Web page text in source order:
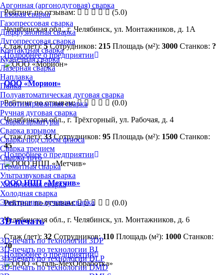
Аргонная (аргонодуговая) сварка
Газовая сварка
Газопрессовая сварка
Диффузионная сварка
Дугопрессовая сварка
Контактная сварка
Кузнечная сварка
Лазерная сварка
Наплавка
Пайка
Полуавтоматическая дуговая сварка
Роботизированная сварка
Ручная дуговая сварка
Сварка арматуры
Сварка взрывом
Сварка под слоем флюса
Сварка трением
Сварка труб
Термитная сварка
Ультразвуковая сварка
Химическая сварка
Холодная сварка
Электронно-лучевая сварка
3D-печать
3D-печать по технологии 3DP
3D-печать по технологии BJ
3D-печать по технологии DLP
3D-печать по технологии DMD
Рейтинг по отзывам:
(5.0)
Челябинская обл., г. Челябинск, ул. Монтажников, д. 1А
Стаж (лет):5 Сотрудников: 215 Площадь (м²): 3000 Станков: ?
Подробнее о предприятии
ООО «Морион»
Рейтинг по отзывам:
(0.0)
Челябинская обл., г. Трёхгорный, ул. Рабочая, д. 4
Стаж (лет):33 Сотрудников: 95 Площадь (м²): 1500 Станков:
45
Подробнее о предприятии
ООО НПП «Метчив»
Рейтинг по отзывам:
(0.0)
Челябинская обл., г. Челябинск, ул. Монтажников, д. 6
Стаж (лет): 32 Сотрудников:110 Площадь (м²): 1000 Станков:
70
Подробнее о предприятии